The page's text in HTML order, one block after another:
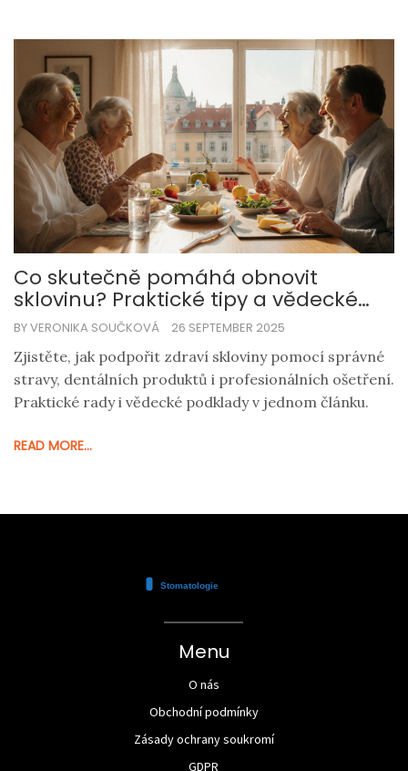
Co skutečně pomáhá obnovit
sklovinu? Praktické tipy a vědecké
rady
BY VERONIKA SOUČKOVÁ 26 SEPTEMBER 2025
Zjistěte, jak podpořit zdraví skloviny pomocí správné
stravy, dentálních produktů i profesionálních ošetření.
Praktické rady i vědecké podklady v jednom článku.
READ MORE...
Menu
O nás
Obchodní podmínky
Zásady ochrany soukromí
GDPR